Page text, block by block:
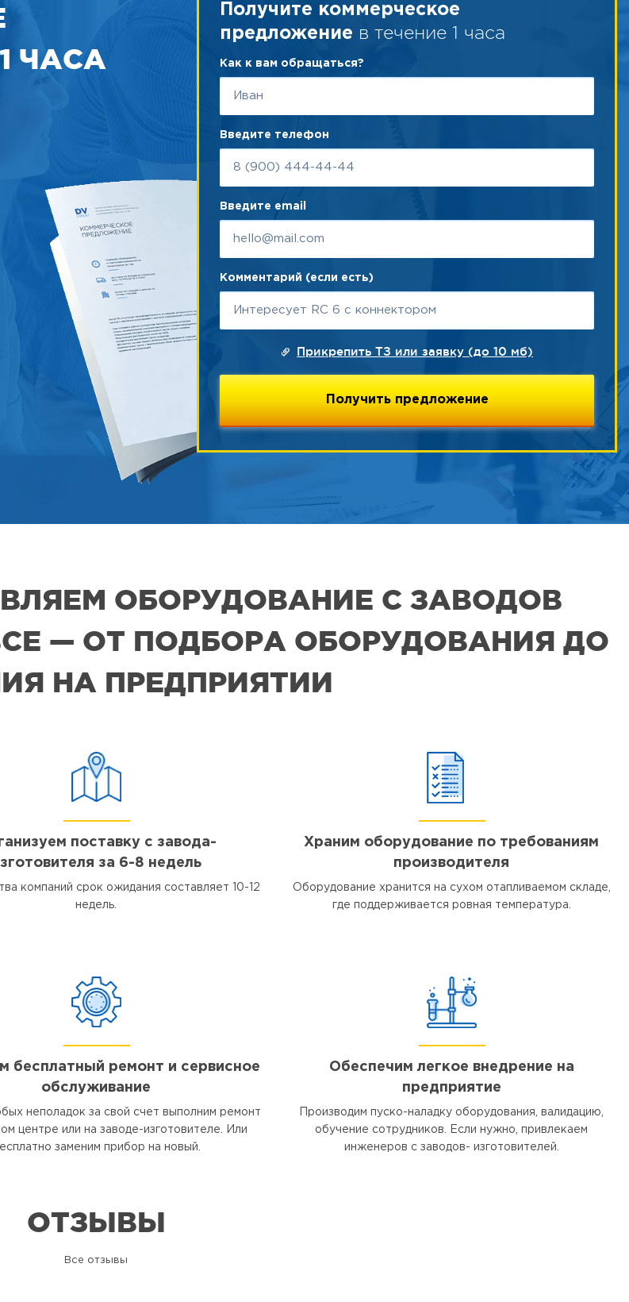
ЧАСА
Получите коммерческое
предложение в течение 1 часа
Как к вам обращаться?
Введите телефон
Введите email
Комментарий (если есть)
Прикрепить ТЗ или заявку (до 10 мб)
ОБОРУДОВАНИЕ С ЗАВОДОВ
— ОТ ПОДБОРА ОБОРУДОВАНИЯ ДО
НА ПРЕДПРИЯТИИ
поставку с завода-
за 6-8 недель
компаний срок ожидания составляет 10-12
недель.
Храним оборудование по требованиям
производителя
Оборудование хранится на сухом отапливаемом складе,
где поддерживается ровная температура.
бесплатный ремонт и сервисное
обслуживание
неполадок за свой счет выполним ремонт
центре или на заводе-изготовителе. Или
заменим прибор на новый.
Обеспечим легкое внедрение на
предприятие
Производим пуско-наладку оборудования, валидацию,
обучение сотрудников. Если нужно, привлекаем
инженеров с заводов- изготовителей.
ОТЗЫВЫ
Все отзывы